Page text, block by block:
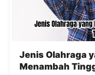
Jenis Olahraga
Menambah